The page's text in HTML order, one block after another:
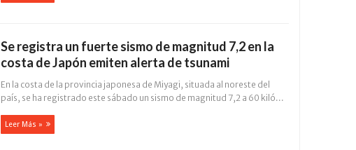
Se registra un fuerte sismo de magnitud 7,2 en la
costa de Japón emiten alerta de tsunami
En la costa de la provincia japonesa de Miyagi, situada al noreste del
país, se ha registrado este sábado un sismo de magnitud 7,2 a 60 kiló...
Leer Más »